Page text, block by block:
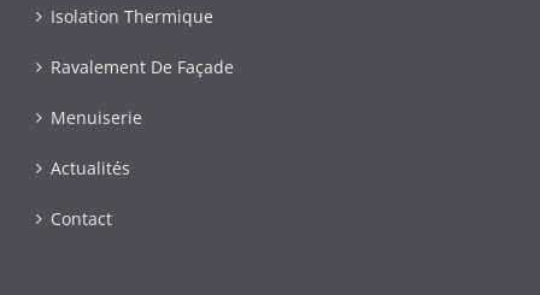
Isolation Thermique
Ravalement De Façade
Menuiserie
Actualités
Contact